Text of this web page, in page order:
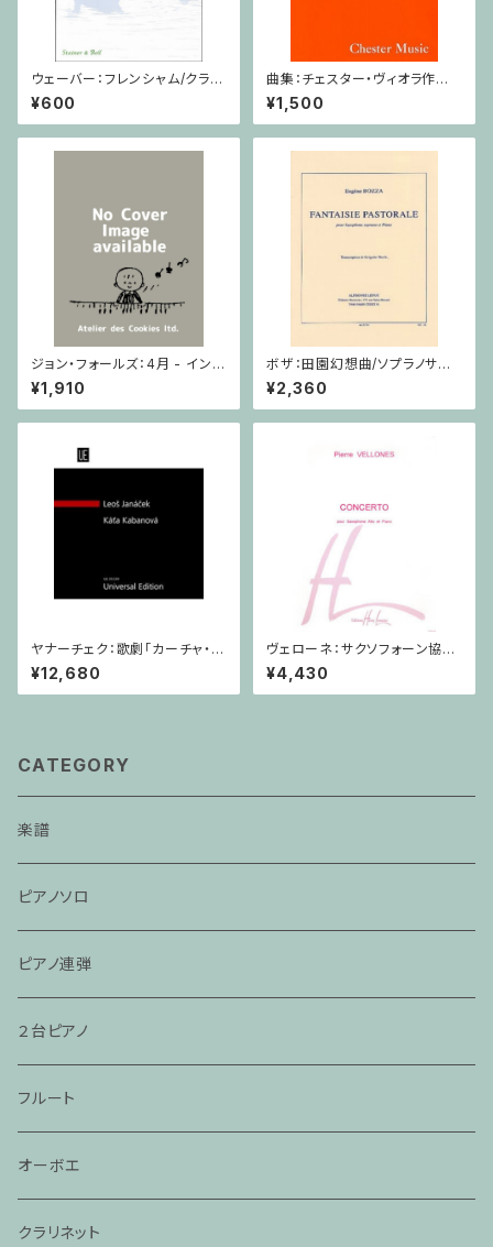
ウェーバー：フレンシャム/クラリ
ネット・ピアノ
¥600
曲集：チェスター・ヴィオラ作品
集 / ヴィオラ・ピアノ
¥1,500
ジョン・フォールズ：4月 - イング
ランド / ピアノソロ
¥1,910
ボザ：田園幻想曲/ソプラノサク
ソフォーン・ピアノ
¥2,360
ヤナーチェク：歌劇「カーチャ・カ
ヴァノヴァー」 / フルスコア
¥12,680
ヴェローネ：サクソフォーン協奏
曲 op.65 / アルトサクソフォー
ン,ピアノ
¥4,430
CATEGORY
楽譜
ピアノソロ
ピアノ連弾
２台ピアノ
フルート
オーボエ
クラリネット